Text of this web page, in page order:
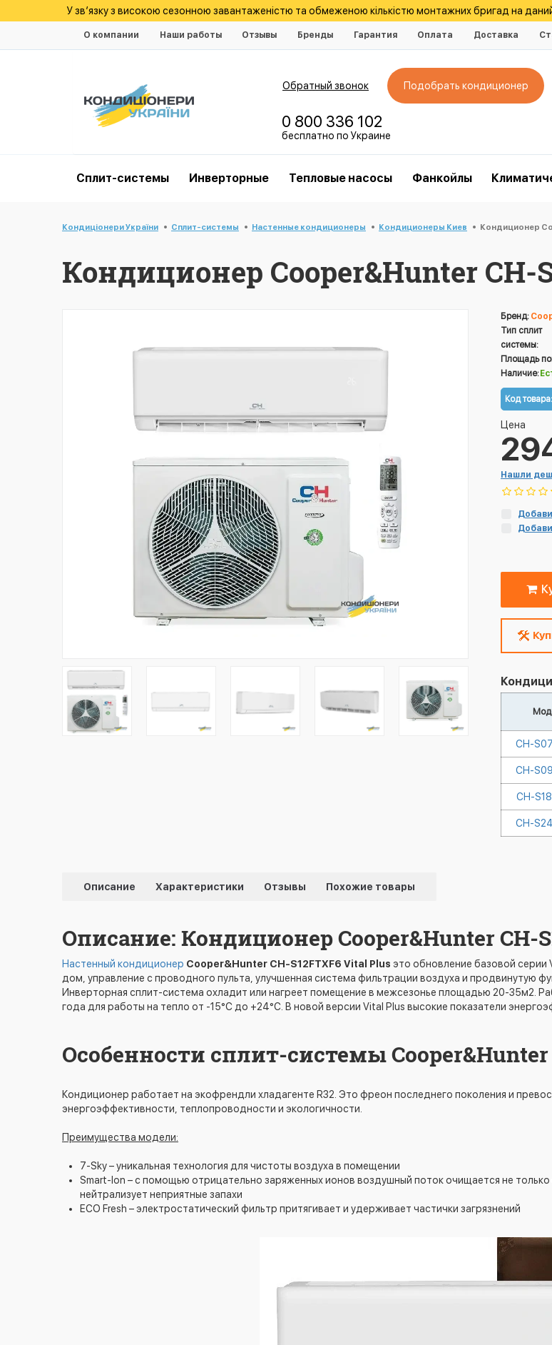
У зв’язку з високою сезонною завантаженістю та обмеженою кількістю монтажних бригад на
О компании Наши работы Отзывы Бренды Гарантия Оплата Доставка
Обратный звонок Подобрать кондиционер
0 800 336 102
бесплатно по Украине
Cплит-системы Инверторные Тепловые насосы Фанкойлы
Кондиціонери України Cплит-системы Настенные кондиционеры Кондиционеры Киев Кондиционер
Кондиционер Cooper&Hunter CH-
Бренд:
Тип сплит
системы:
Площадь
Наличие:
Код товара:
Цена
Нашли
CH-
CH-
CH-
CH-
Описание Характеристики Отзывы Похожие товары
Описание: Кондиционер Cooper&Hunter CH-
Настенный кондиционер Cooper&Hunter CH-S12FTXF6 Vital Plus это обновление базовой серии
дом, управление с проводного пульта, улучшенная система фильтрации воздуха и продвинутую
Инверторная сплит-система охладит или нагреет помещение в межсезонье площадью 20-35м2.
года для работы на тепло от -15°C до +24°C. В новой версии Vital Plus высокие показатели
Особенности сплит-системы Cooper&Hunter
Кондиционер работает на экофрендли хладагенте R32. Это фреон последнего поколения и
энергоэффективности, теплопроводности и экологичности.
Преимущества модели:
7-Sky – уникальная технология для чистоты воздуха в помещении
Smart-Ion – с помощью отрицательно заряженных ионов воздушный поток очищается не
нейтрализует неприятные запахи
ECO Fresh – электростатический фильтр притягивает и удерживает частички загрязнений